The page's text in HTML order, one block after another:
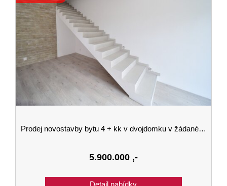
Prodej novostavby bytu 4 + kk v dvojdomku v žádané čtvrti na Kodetce - Hlincova Hora
5.900.000 ,-